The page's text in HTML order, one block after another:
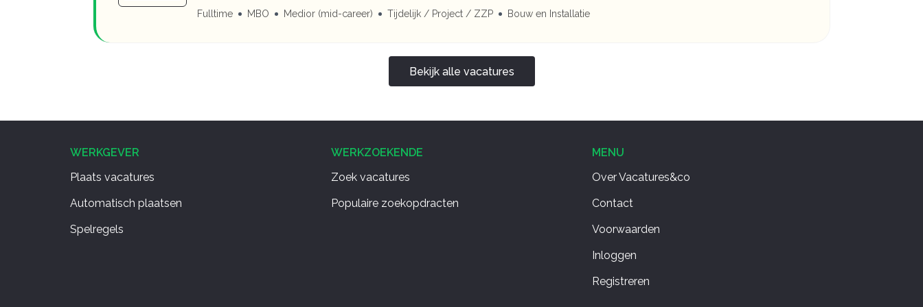
Fulltime MBO Medior (mid-career) Tijdelijk / Project / ZZP Bouw en Installatie
Bekijk alle vacatures
WERKGEVER
Plaats vacatures
Automatisch plaatsen
Spelregels
WERKZOEKENDE
Zoek vacatures
Populaire zoekopdracten
MENU
Over Vacatures&co
Contact
Voorwaarden
Inloggen
Registreren